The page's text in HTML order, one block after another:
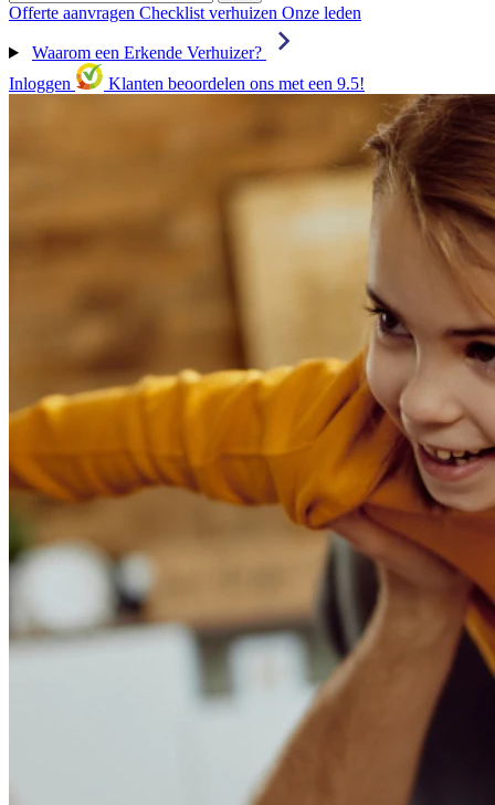
Offerte aanvragen Checklist verhuizen Onze leden
Waarom een Erkende Verhuizer?
Inloggen
Klanten beoordelen ons met een 9.5!